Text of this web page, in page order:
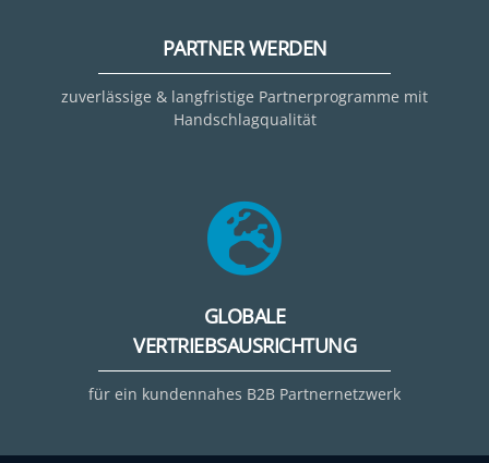
PARTNER WERDEN
zuverlässige & langfristige Partnerprogramme mit
Handschlagqualität
GLOBALE
VERTRIEBSAUSRICHTUNG
für ein kundennahes B2B Partnernetzwerk